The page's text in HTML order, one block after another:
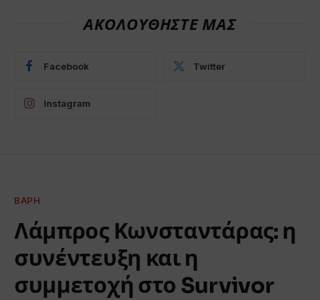
ΑΚΟΛΟΥΘΗΣΤΕ ΜΑΣ
Facebook Twitter
Instagram
ΒΆΡΗ
Λάμπρος Κωνσταντάρας: η
συνέντευξη και η
συμμετοχή στο Survivor